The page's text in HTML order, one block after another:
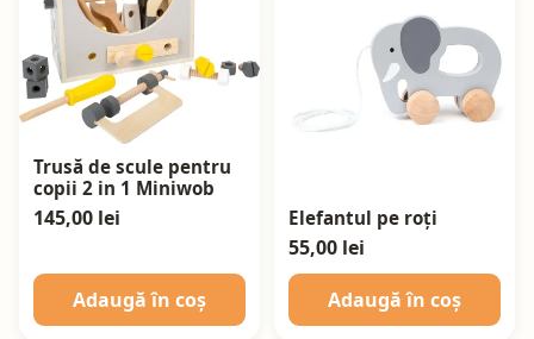
Trusă de scule pentru
copii 2 in 1 Miniwob
145,00 lei
Adaugă în coș
Elefantul pe roți
55,00 lei
Adaugă în coș